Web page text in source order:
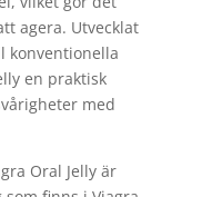
agera. Utvecklat
konventionella
en praktisk
med
Oral Jelly är